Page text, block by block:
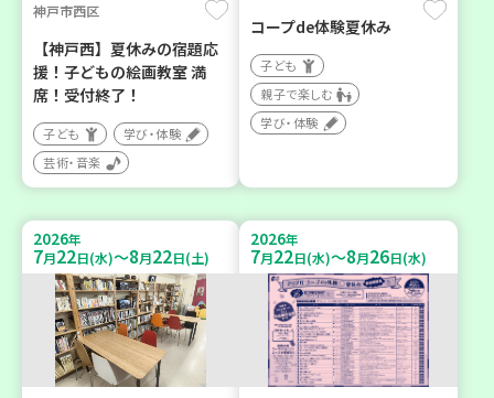
神戸市西区
【神戸西】夏休みの宿題応
援！子どもの絵画教室 満
席！受付終了！
子ども
学び・体験
芸術・音楽
コープde体験夏休み
子ども
親子で楽しむ
学び・体験
2026年
7月22日(水)～8月22日(土)
2026年
7月22日(水)～8月26日(水)